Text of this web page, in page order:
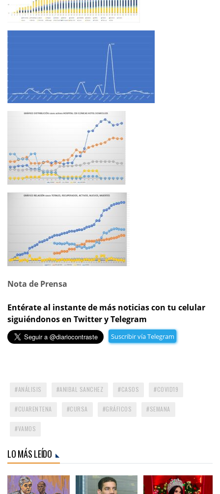
Nota de Prensa
Entérate al instante de más noticias con tu celular
siguiéndonos en Twitter y Telegram
Suscribir vía Telegram
ANÁLISIS ANIBAL SANCHEZ CASOS COVID19
CUARENTENA CURSA GRÁFICOS SEMANA
VAMOS
LO MÁS LEÍDO